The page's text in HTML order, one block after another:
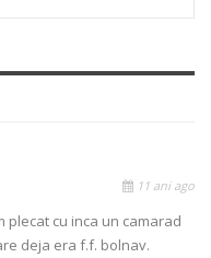
11 ani ago
plecat cu inca un camarad
deja era f.f. bolnav.